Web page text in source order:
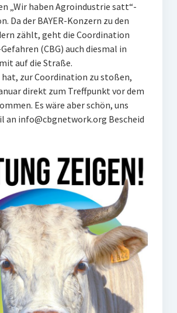
„Wir haben Agroindustrie satt“-
Da der BAYER-Konzern zu den
zählt, geht die Coordination
(CBG) auch diesmal in
auf die Straße.
hat, zur Coordination zu stoßen,
direkt zum Treffpunkt vor dem
Es wäre aber schön, uns
an info@cbgnetwork.org Bescheid